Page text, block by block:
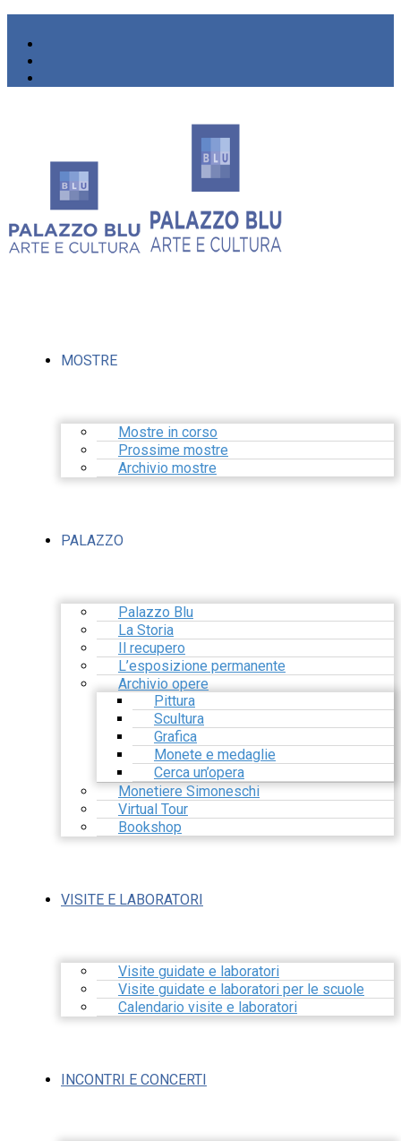
MOSTRE
Mostre in corso
Prossime mostre
Archivio mostre
PALAZZO
Palazzo Blu
La Storia
Il recupero
L’esposizione permanente
Archivio opere
Pittura
Scultura
Grafica
Monete e medaglie
Cerca un’opera
Monetiere Simoneschi
Virtual Tour
Bookshop
VISITE E LABORATORI
Visite guidate e laboratori
Visite guidate e laboratori per le scuole
Calendario visite e laboratori
INCONTRI E CONCERTI